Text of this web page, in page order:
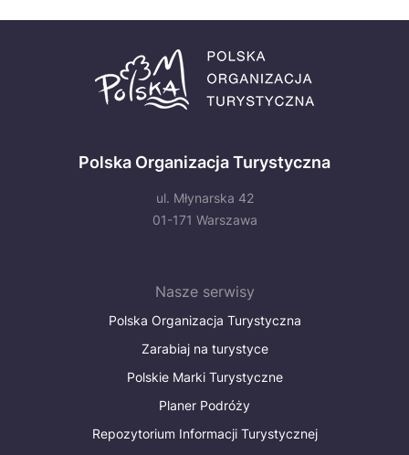
Polska Organizacja Turystyczna
ul. Młynarska 42
01-171 Warszawa
Nasze serwisy
Polska Organizacja Turystyczna
Zarabiaj na turystyce
Polskie Marki Turystyczne
Planer Podróży
Repozytorium Informacji Turystycznej